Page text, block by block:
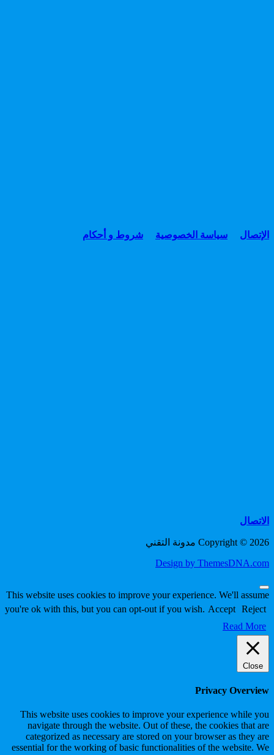
الإتصال سياسة الخصوصية شروط و أحكام
الاتصال
Copyright © 2026 مدونة التقني
Design by ThemesDNA.com
Scroll
to
Top
This website uses cookies to improve your experience. We'll assume
you're ok with this, but you can opt-out if you wish. Accept Reject
Read More
Close
Privacy Overview
This website uses cookies to improve your experience while you
navigate through the website. Out of these, the cookies that are
categorized as necessary are stored on your browser as they are
essential for the working of basic functionalities of the website. We